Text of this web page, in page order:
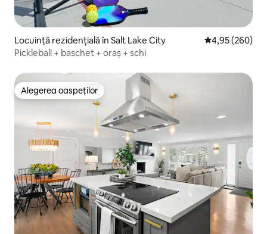
Locuință rezidențială în Salt Lake City Scor mediu de
4,95 (260)
Pickleball + baschet + oraș + schi
Alegerea oaspeților
Alegerea oaspeților